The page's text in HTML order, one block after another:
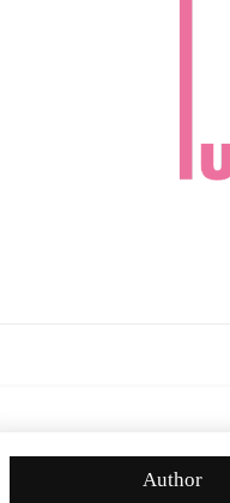
Author